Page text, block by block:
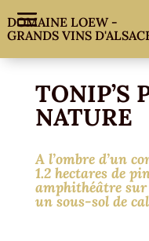
DOMAINE LOEW -
GRANDS VINS
TONIP’S
NATURE
A l’ombre d’un
1.2 hectares de
amphithéâtre
un sous-sol de